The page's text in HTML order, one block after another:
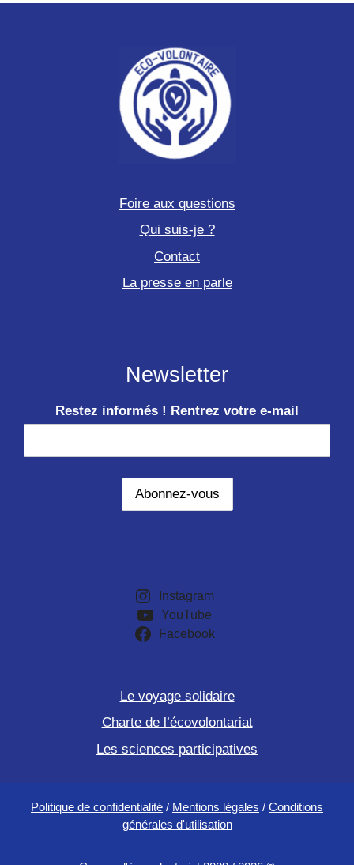
Foire aux questions
Qui suis-je ?
Contact
La presse en parle
Newsletter
Restez informés ! Rentrez votre e-mail
Instagram
YouTube
Facebook
Le voyage solidaire
Charte de l’écovolontariat
Les sciences participatives
Politique de confidentialité / Mentions légales / Conditions
générales d'utilisation